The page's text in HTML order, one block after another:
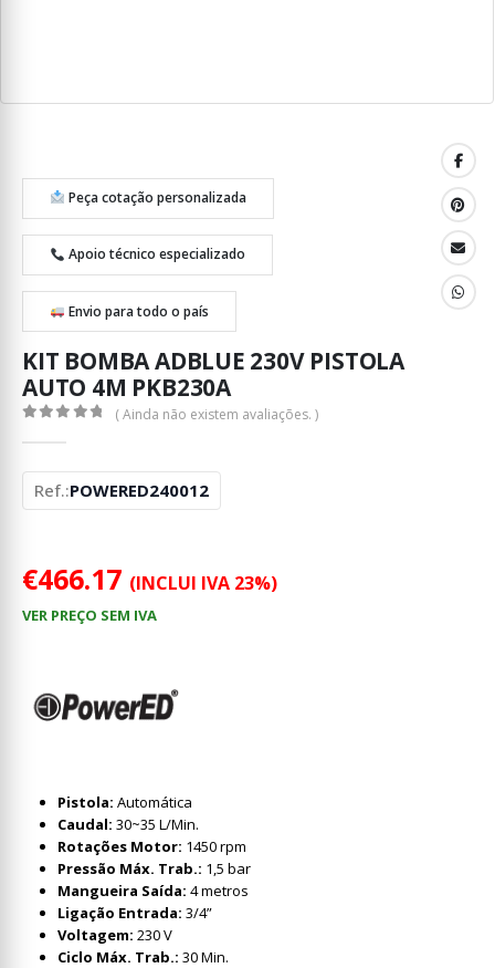
Peça cotação personalizada
Apoio técnico especializado
Envio para todo o país
KIT BOMBA ADBLUE 230V PISTOLA
AUTO 4M PKB230A
( Ainda não existem avaliações. )
Ref.:POWERED240012
€466.17 (INCLUI IVA 23%)
VER PREÇO SEM IVA
Pistola: Automática
Caudal: 30~35 L/Min.
Rotações Motor: 1450 rpm
Pressão Máx. Trab.: 1,5 bar
Mangueira Saída: 4 metros
Ligação Entrada: 3/4”
Voltagem: 230 V
Ciclo Máx. Trab.: 30 Min.